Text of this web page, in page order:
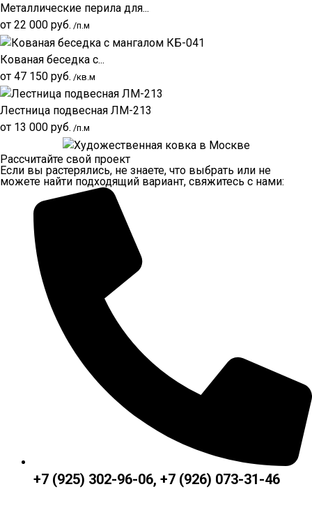
Металлические перила для...
от 22 000 руб. /п.м
Кованая беседка с...
от 47 150 руб. /кв.м
Лестница подвесная ЛМ-213
от 13 000 руб. /п.м
Рассчитайте свой проект
Если вы растерялись, не знаете, что выбрать или не
можете найти подходящий вариант, свяжитесь с нами:
+7 (925) 302-96-06, +7 (926) 073-31-46